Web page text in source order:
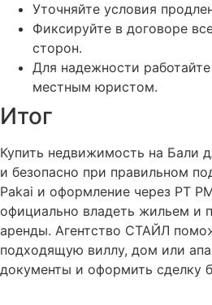
Уточняйте условия
Фиксируйте в договоре
сторон.
Для надежности
местным юристом.
Итог
Купить недвижимость на Бали
и безопасно при правильном
Pakai и оформление через PT
официально владеть жильем и
аренды. Агентство СТАЙЛ
подходящую виллу, дом или
документы и оформить сделку